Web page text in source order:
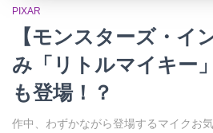
PIXAR
【モンスターズ・イ
み「リトルマイキー
も登場！？
作中、わずかながら登場するマイクお